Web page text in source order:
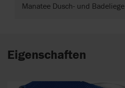
Manatee Dusch- und Badeliege.
Eigenschaften